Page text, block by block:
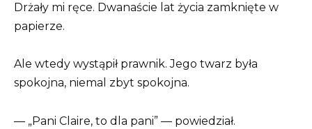
Drżały mi ręce. Dwanaście lat życia zamknięte w
papierze.
Ale wtedy wystąpił prawnik. Jego twarz była
spokojna, niemal zbyt spokojna.
— „Pani Claire, to dla pani” — powiedział.